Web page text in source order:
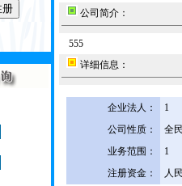
公司简介：
555
详细信息：
企业法人：
1
公司性质：
全
业务范围：
1
注册资金：
人